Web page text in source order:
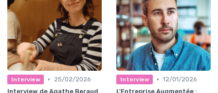
Interview •
25/02/2026
Interview de Agathe Beraud
Interview • 12/01/2026
L'Entreprise Augmentée :